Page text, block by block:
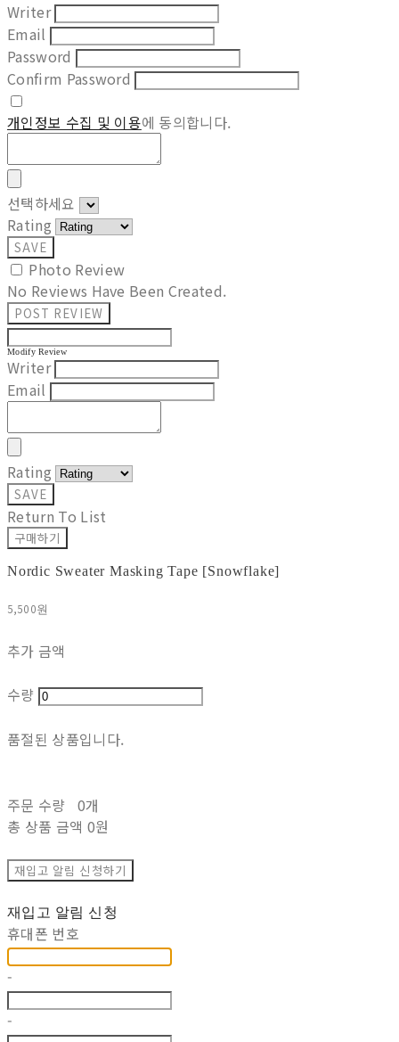
Writer
Email
Password
Confirm Password
개인정보 수집 및 이용에 동의합니다.
선택하세요
Rating
SAVE
Photo Review
No Reviews Have Been Created.
POST REVIEW
Modify Review
Writer
Email
Rating
SAVE
Return To List
구매하기
Nordic Sweater Masking Tape [Snowflake]
5,500원
추가 금액
수량
품절된 상품입니다.
주문 수량
0개
총 상품 금액 0원
재입고 알림 신청하기
재입고 알림 신청
휴대폰 번호
-
-